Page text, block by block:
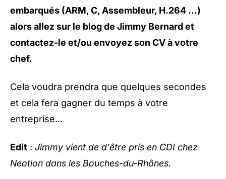
embarqués (ARM, C, Assembleur, H.264 ...)
alors allez sur le blog de Jimmy Bernardet
contactez-le et/ou envoyez son CV à votre
chef.
Cela voudra prendra que quelques secondes
et cela fera gagner du temps à votre
entreprise...
Edit : Jimmy vient de d'être pris en CDI chez
Neotion dans les Bouches-du-Rhônes.